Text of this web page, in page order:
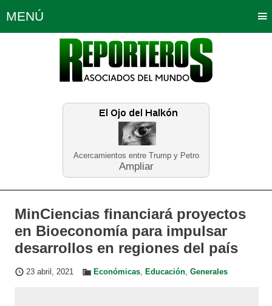
Acercamientos entre Trump y Petro
Ampliar
MENÚ
Política Opinión Bogotá
Planeta Tierra Deportes
Educación Neira
MinCiencias financiará proyectos
en Bioeconomía para impulsar
desarrollos en regiones del país
23 abril, 2021 Económicas, Educación, Generales